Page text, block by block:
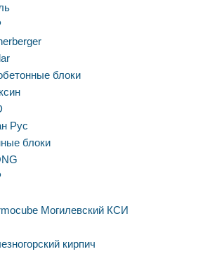
блоки
Рус
блоки
Могилевский КСИ
кирпич